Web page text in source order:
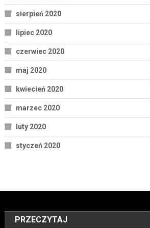
sierpień 2020
lipiec 2020
czerwiec 2020
maj 2020
kwiecień 2020
marzec 2020
luty 2020
styczeń 2020
PRZECZYTAJ